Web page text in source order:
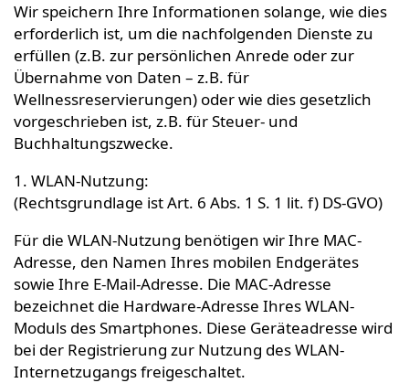
Wir speichern Ihre Informationen solange, wie dies
erforderlich ist, um die nachfolgenden Dienste zu
erfüllen (z.B. zur persönlichen Anrede oder zur
Übernahme von Daten – z.B. für
Wellnessreservierungen) oder wie dies gesetzlich
vorgeschrieben ist, z.B. für Steuer- und
Buchhaltungszwecke.
1. WLAN-Nutzung:
(Rechtsgrundlage ist Art. 6 Abs. 1 S. 1 lit. f) DS-GVO)
Für die WLAN-Nutzung benötigen wir Ihre MAC-
Adresse, den Namen Ihres mobilen Endgerätes
sowie Ihre E-Mail-Adresse. Die MAC-Adresse
bezeichnet die Hardware-Adresse Ihres WLAN-
Moduls des Smartphones. Diese Geräteadresse wird
bei der Registrierung zur Nutzung des WLAN-
Internetzugangs freigeschaltet.